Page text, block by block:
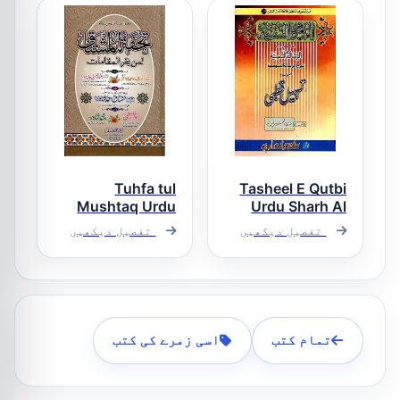
البلاغہ
Tasheel E Qutbi
Urdu Sharh Al
Qutbi تسھیل
قطبی اردو شرح
قطبی
تفصیل دیکھیں
Tuhfa tul
Mushtaq Urdu
Sharh Maqamat
تحفۃ المشتاق
لمن یقرء
المقامات
تفصیل دیکھیں
تمام کتب اسی زمرے کی کتب